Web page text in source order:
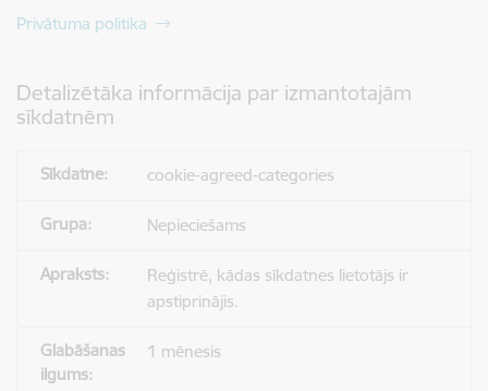
Privātuma politika
Detalizētāka informācija par izmantotajām
sīkdatnēm
cookie-agreed-categories
Nepieciešams
Reģistrē, kādas sīkdatnes lietotājs ir
apstiprinājis.
1 mēnesis